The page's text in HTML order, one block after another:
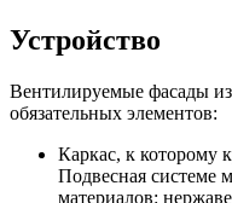
Устройство
Вентилируемые фасады
обязательных элементов:
Каркас, к которому
Подвесная системе
материалов: